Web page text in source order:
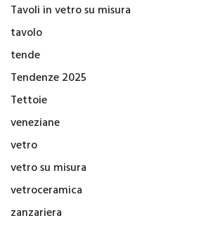
Tavoli in vetro su misura
tavolo
tende
Tendenze 2025
Tettoie
veneziane
vetro
vetro su misura
vetroceramica
zanzariera